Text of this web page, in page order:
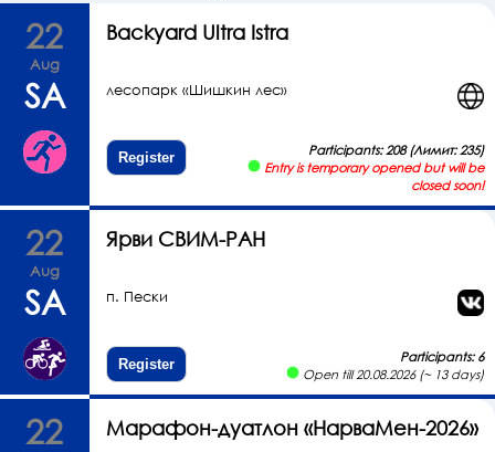
22
Aug
SA
Backyard Ultra Istra
лесопарк «Шишкин лес»
Register
Participants: 208 (Лимит: 235)
Entry is temporary opened but will be
closed soon!
22
Aug
SA
Ярви СВИМ-РАН
п. Пески
Register
Participants: 6
Open till 20.08.2026 (~ 13 days)
22 Марафон-дуатлон «НарваМен-2026»